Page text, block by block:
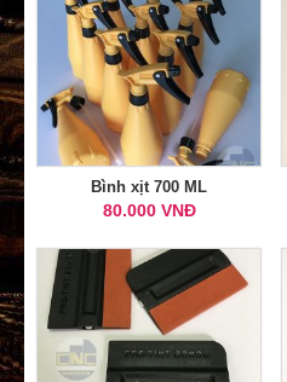
Bình xịt 700 ML
80.000 VNĐ